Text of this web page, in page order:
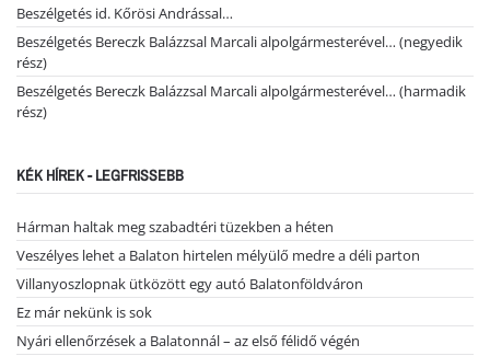
Beszélgetés id. Kőrösi Andrással…
Beszélgetés Bereczk Balázzsal Marcali alpolgármesterével… (negyedik
rész)
Beszélgetés Bereczk Balázzsal Marcali alpolgármesterével… (harmadik
rész)
KÉK HÍREK - LEGFRISSEBB
Hárman haltak meg szabadtéri tüzekben a héten
Veszélyes lehet a Balaton hirtelen mélyülő medre a déli parton
Villanyoszlopnak ütközött egy autó Balatonföldváron
Ez már nekünk is sok
Nyári ellenőrzések a Balatonnál – az első félidő végén